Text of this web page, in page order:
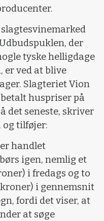
der
tyske helligdage
er ved at blive
Slagteriet Vion
huspriser på
det seneste, skriver
og tilføjer:
handlet
igen, nemlig et
i fredags og to
kroner) i gennemsnit
fordi det viser, at
at søge